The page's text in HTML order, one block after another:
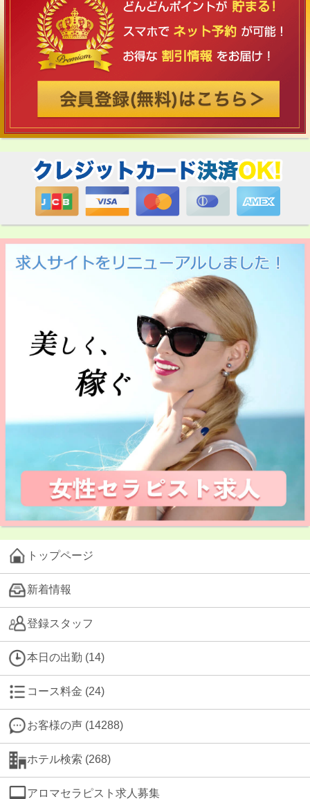
トップページ
新着情報
登録スタッフ
本日の出勤 (14)
コース料金 (24)
お客様の声 (14288)
ホテル検索 (268)
アロマセラピスト求人募集